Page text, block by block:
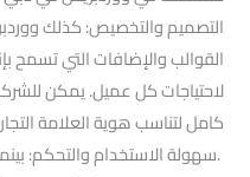
التصميم والتخصيص: كذلك
القوالب والإضافات التي
لاحتياجات كل عميل. يمكن
كامل لتناسب هوية العلامة
.سهولة الاستخدام والتحكم: